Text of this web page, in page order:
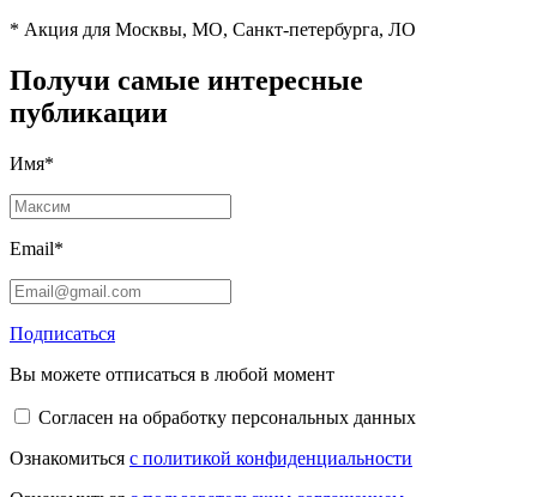
* Акция для Москвы, МО, Санкт-петербурга, ЛО
Получи самые интересные
публикации
Имя*
Email*
Подписаться
Вы можете отписаться в любой момент
Согласен на обработку персональных данных
Ознакомиться с политикой конфиденциальности